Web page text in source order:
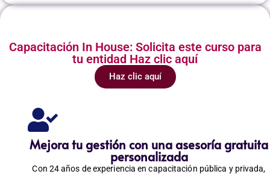
Capacitación In House: Solicita este curso para
tu entidad Haz clic aquí
Haz clic aquí
Mejora tu gestión con una asesoría gratuita
personalizada
Con 24 años de experiencia en capacitación pública y privada,